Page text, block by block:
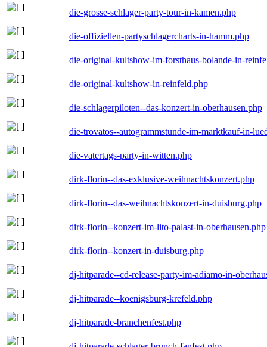
die-grosse-schlager-party-tour-in-kamen.php
die-offiziellen-partyschlagercharts-in-hamm.php
die-original-kultshow-im-forsthaus-bolande-in-
die-original-kultshow-in-reinfeld.php
die-schlagerpiloten--das-konzert-in-oberhausen.php
die-trovatos--autogrammstunde-im-marktkauf-in-
die-vatertags-party-in-witten.php
dirk-florin--das-exklusive-weihnachtskonzert.php
dirk-florin--das-weihnachtskonzert-in-duisburg.php
dirk-florin--konzert-im-lito-palast-in-oberhausen.php
dirk-florin--konzert-in-duisburg.php
dj-hitparade--cd-release-party-im-adiamo-in-
dj-hitparade--koenigsburg-krefeld.php
dj-hitparade-branchenfest.php